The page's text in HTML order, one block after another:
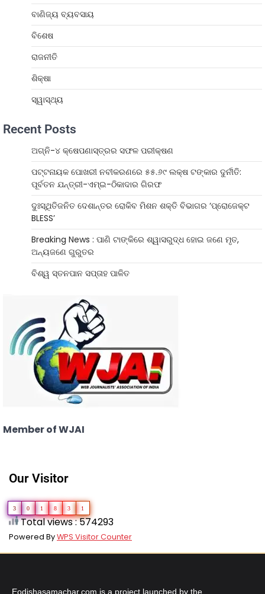
ବାଣିଜ୍ୟ ବ୍ୟବସାୟ
ବିଶେଷ
ରାଜନୀତି
ଶିକ୍ଷା
ସ୍ୱାସ୍ଥ୍ୟ
Recent Posts
ଅଗ୍ନି-୪ କ୍ଷେପଣାସ୍ତ୍ରର ସଫଳ ପରୀକ୍ଷଣ
ପଟ୍ଟନାୟକ ପୋଖରୀ ନବୀକରଣରେ ୫୫.୬୯ ଲକ୍ଷ ଟଙ୍କାର ଦୁର୍ନୀତି:
ପୂର୍ବତନ ଯନ୍ତ୍ରୀ-ଏମ୍‌ଇ-ଠିକାଦାର ଗିରଫ
ଦୁଃସ୍ଥିତିଜନିତ ଦେଶାନ୍ତର ରୋକିବ ମିଶନ ଶକ୍ତି ବିଭାଗର ‘ପ୍ରୋଜେକ୍ଟ
BLESS’
Breaking News : ପାଣି ଟାଙ୍କିରେ ଶ୍ୱାସରୁଦ୍ଧ ହୋଇ ଜଣେ ମୃତ,
ଅନ୍ୟଜଣେ ଗୁରୁତର
ବିଶ୍ୱ ସ୍ତନପାନ ସପ୍ତାହ ପାଳିତ
Member of WJAI
Our Visitor
3 0 1 8 3 1
Total views : 574293
Powered ByWPS Visitor Counter
Eodishasamachar.com is a project launched by the